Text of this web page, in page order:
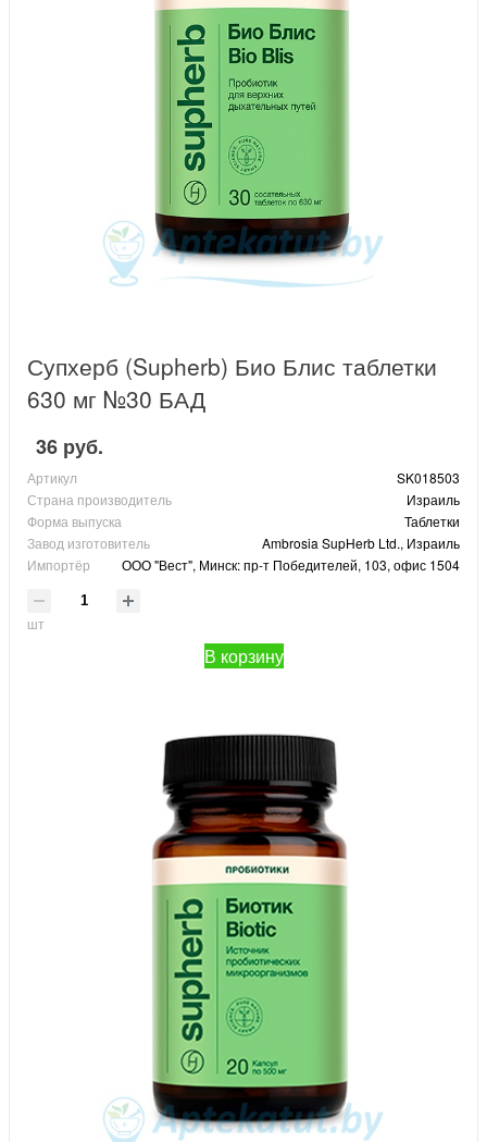
Супхерб (Supherb) Био Блис таблетки
630 мг №30 БАД
36 руб.
Артикул
SK018503
Страна производитель
Израиль
Форма выпуска
Таблетки
Завод изготовитель
Ambrosia SupHerb Ltd., Израиль
Импортёр
ООО "Вест", Минск: пр-т Победителей, 103, офис 1504
шт
В корзину